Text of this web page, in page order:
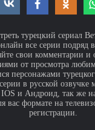
турецкий сериал
все серии подряд
свои комментарии и
от просмотра
персонажами
в русской
и Андроид, так же
вас формате на
регистрации.